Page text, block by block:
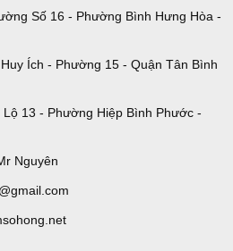
Số 16 - Phường Bình Hưng Hòa -
Ích - Phường 15 - Quận Tân Bình
13 - Phường Hiệp Bình Phước -
Nguyên